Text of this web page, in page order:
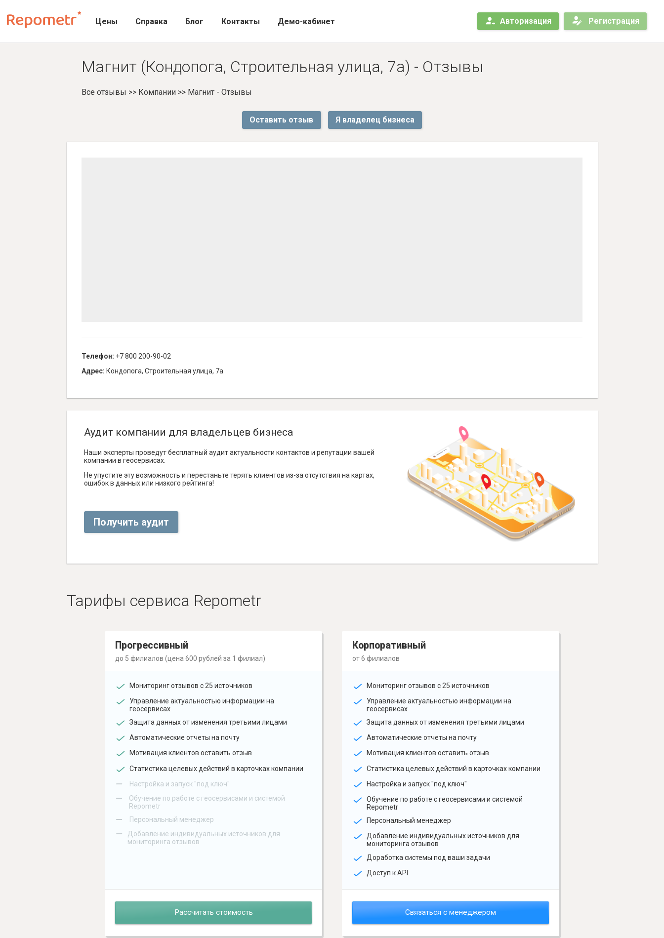
Цены Справка Блог Контакты Демо-кабинет Авторизация Регистрация
Магнит (Кондопога, Строительная улица, 7а) - Отзывы
Все отзывы >> Компании>> Магнит - Отзывы
Оставить отзыв Я владелец бизнеса
Телефон: +7 800 200-90-02
Адрес: Кондопога, Строительная улица, 7а
Аудит компании для владельцев бизнеса
Наши эксперты проведут бесплатный аудит актуальности контактов и репутации вашей
компании в геосервисах.
Не упустите эту возможность и перестаньте терять клиентов из-за отсутствия на картах,
ошибок в данных или низкого рейтинга!
Получить аудит
Тарифы сервиса Repometr
Прогрессивный
до 5 филиалов (цена 600 рублей за 1 филиал)
Мониторинг отзывов с 25 источников
Управление актуальностью информации на
геосервисах
Защита данных от изменения третьими лицами
Автоматические отчеты на почту
Мотивация клиентов оставить отзыв
Статистика целевых действий в карточках компании
– Настройка и запуск "под ключ"
–
Обучение по работе с геосервисами и системой
Repometr
– Персональный менеджер
–
Добавление индивидуальных источников для
мониторинга отзывов
Рассчитать стоимость
Корпоративный
от 6 филиалов
Мониторинг отзывов с 25 источников
Управление актуальностью информации на
геосервисах
Защита данных от изменения третьими лицами
Автоматические отчеты на почту
Мотивация клиентов оставить отзыв
Статистика целевых действий в карточках компании
Настройка и запуск "под ключ"
Обучение по работе с геосервисами и системой
Repometr
Персональный менеджер
Добавление индивидуальных источников для
мониторинга отзывов
Доработка системы под ваши задачи
Доступ к API
Связаться с менеджером